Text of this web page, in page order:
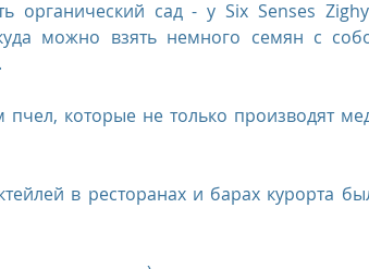
органический сад - у Six Senses
можно взять немного семян с
пчел, которые не только производят
в ресторанах и барах курорта